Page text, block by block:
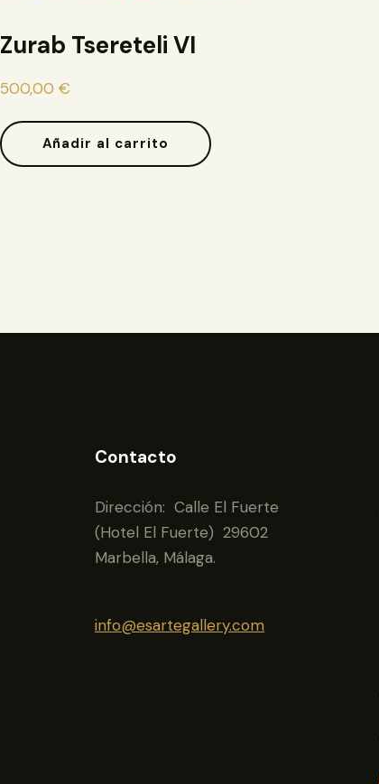
Zurab Tsereteli VI
500,00 €
Añadir al carrito
Contacto
Dirección: Calle El Fuerte
(Hotel El Fuerte) 29602
Marbella, Málaga.
info@esartegallery.com